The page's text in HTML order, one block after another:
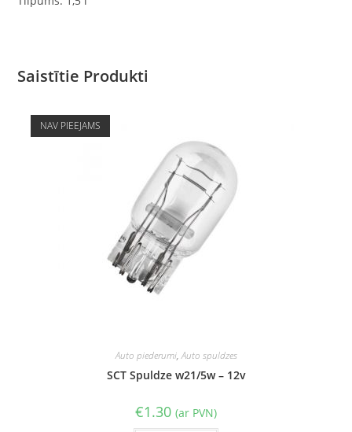
Saistītie Produkti
NAV PIEEJAMS
Auto piederumi,Auto spuldzes
SCT Spuldze w21/5w – 12v
€1.30 (ar PVN)